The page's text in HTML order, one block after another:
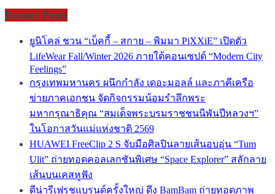
Recent Posts
ยูนิโคล่ ชวน “เบ็คกี้ – สกาย – พิมมา PiXXiE” เปิดตัว
LifeWear Fall/Winter 2026 ภายใต้คอนเซปต์ “Modern City
Feelings”
กรุงเทพมหานคร ผนึกกำลัง เดอะมอลล์ และภาคีเครือ
ข่ายภาคเอกชน จัดกิจกรรมน้อมรำลึกพระ
มหากรุณาธิคุณ “สมเด็จพระบรมราชชนนีพันปีหลวงฯ”
ในโอกาสวันแม่แห่งชาติ 2569
HUAWEI FreeClip 2 S จับมือศิลปินลายเส้นอบอุ่น “Tum
Ulit” ถ่ายทอดคอลเลกชันพิเศษ “Space Explorer” สลักลาย
เส้นบนเคสหูฟัง
ดีน่ารีเฟรชแบรนด์ครั้งใหญ่ ดึง BamBam ถ่ายทอดภาพ